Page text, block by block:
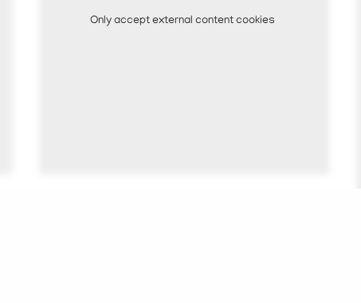
Only accept external content cookies